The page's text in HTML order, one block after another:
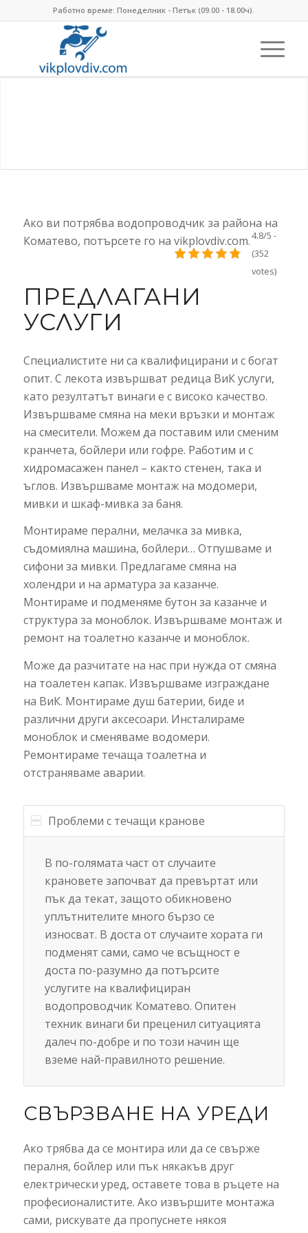
Работно време: Понеделник - Петък (09.00 - 18.00ч).
Ако ви потрябва водопроводчик за района на
Коматево, потърсете го на vikplovdiv.com.
ПРЕДЛАГАНИ
УСЛУГИ
Специалистите ни са квалифицирани и с богат
опит. С лекота извършват редица ВиК услуги,
като резултатът винаги е с високо качество.
Извършваме смяна на меки връзки и монтаж
на смесители. Можем да поставим или сменим
кранчета, бойлери или гофре. Работим и с
хидромасажен панел – както стенен, така и
ъглов. Извършваме монтаж на модомери,
мивки и шкаф-мивка за баня.
Монтираме перални, мелачка за мивка,
съдомиялна машина, бойлери… Отпушваме и
сифони за мивки. Предлагаме смяна на
холендри и на арматура за казанче.
Монтираме и подменяме бутон за казанче и
структура за моноблок. Извършваме монтаж и
ремонт на тоалетно казанче и моноблок.
Може да разчитате на нас при нужда от смяна
на тоалетен капак. Извършваме изграждане
на ВиК. Монтираме душ батерии, биде и
различни други аксесоари. Инсталираме
моноблок и сменяваме водомери.
Ремонтираме течаща тоалетна и
отстраняваме аварии.
Проблеми с течащи кранове
В по-голямата част от случаите
крановете започват да превъртат или
пък да текат, защото обикновено
уплътнителите много бързо се
износват. В доста от случаите хората ги
подменят сами, само че всъщност е
доста по-разумно да потърсите
услугите на квалифициран
водопроводчик Коматево. Опитен
техник винаги би преценил ситуацията
далеч по-добре и по този начин ще
вземе най-правилното решение.
СВЪРЗВАНЕ НА УРЕДИ
Ако трябва да се монтира или да се свърже
пералня, бойлер или пък някакъв друг
електрически уред, оставете това в ръцете на
професионалистите. Ако извършите монтажа
сами, рискувате да пропуснете някоя
4.8/5 -
(352
votes)